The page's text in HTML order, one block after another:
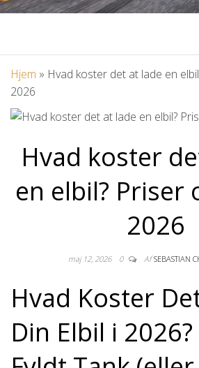
Hjem » Hvad koster det at lade en
2026
Hvad koster
en elbil? Priser
2026
maj 12, 2026 0 Af SEBASTIAN
Hvad Koster
Din Elbil i 2026?